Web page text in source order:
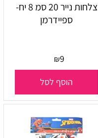
צלחות נייר 20 סמ 8 יח-
ספיידרמן
₪9
הוסף לסל